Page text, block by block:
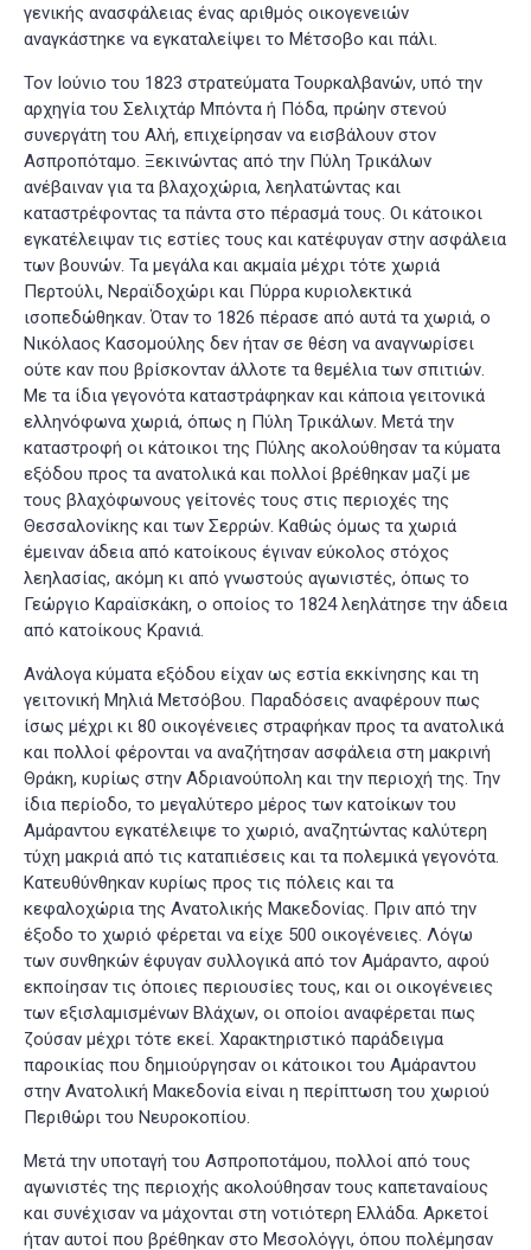
γενικής ανασφάλειας ένας αριθμός οικογενειών
αναγκάστηκε να εγκαταλείψει το Μέτσοβο και πάλι.
Τον Ιούνιο του 1823 στρατεύματα Τουρκαλβανών, υπό την
αρχηγία του Σελιχτάρ Μπόντα ή Πόδα, πρώην στενού
συνεργάτη του Αλή, επιχείρησαν να εισβάλουν στον
Ασπροπόταμο. Ξεκινώντας από την Πύλη Τρικάλων
ανέβαιναν για τα βλαχοχώρια, λεηλατώντας και
καταστρέφοντας τα πάντα στο πέρασμά τους. Οι κάτοικοι
εγκατέλειψαν τις εστίες τους και κατέφυγαν στην ασφάλεια
των βουνών. Τα μεγάλα και ακμαία μέχρι τότε χωριά
Περτούλι, Νεραϊδοχώρι και Πύρρα κυριολεκτικά
ισοπεδώθηκαν. Όταν το 1826 πέρασε από αυτά τα χωριά, ο
Νικόλαος Κασομούλης δεν ήταν σε θέση να αναγνωρίσει
ούτε καν που βρίσκονταν άλλοτε τα θεμέλια των σπιτιών.
Με τα ίδια γεγονότα καταστράφηκαν και κάποια γειτονικά
ελληνόφωνα χωριά, όπως η Πύλη Τρικάλων. Μετά την
καταστροφή οι κάτοικοι της Πύλης ακολούθησαν τα κύματα
εξόδου προς τα ανατολικά και πολλοί βρέθηκαν μαζί με
τους βλαχόφωνους γείτονές τους στις περιοχές της
Θεσσαλονίκης και των Σερρών. Καθώς όμως τα χωριά
έμειναν άδεια από κατοίκους έγιναν εύκολος στόχος
λεηλασίας, ακόμη κι από γνωστούς αγωνιστές, όπως το
Γεώργιο Καραϊσκάκη, ο οποίος το 1824 λεηλάτησε την άδεια
από κατοίκους Κρανιά.
Ανάλογα κύματα εξόδου είχαν ως εστία εκκίνησης και τη
γειτονική Μηλιά Μετσόβου. Παραδόσεις αναφέρουν πως
ίσως μέχρι κι 80 οικογένειες στραφήκαν προς τα ανατολικά
και πολλοί φέρονται να αναζήτησαν ασφάλεια στη μακρινή
Θράκη, κυρίως στην Αδριανούπολη και την περιοχή της. Την
ίδια περίοδο, το μεγαλύτερο μέρος των κατοίκων του
Αμάραντου εγκατέλειψε το χωριό, αναζητώντας καλύτερη
τύχη μακριά από τις καταπιέσεις και τα πολεμικά γεγονότα.
Κατευθύνθηκαν κυρίως προς τις πόλεις και τα
κεφαλοχώρια της Ανατολικής Μακεδονίας. Πριν από την
έξοδο το χωριό φέρεται να είχε 500 οικογένειες. Λόγω
των συνθηκών έφυγαν συλλογικά από τον Αμάραντο, αφού
εκποίησαν τις όποιες περιουσίες τους, και οι οικογένειες
των εξισλαμισμένων Βλάχων, οι οποίοι αναφέρεται πως
ζούσαν μέχρι τότε εκεί. Χαρακτηριστικό παράδειγμα
παροικίας που δημιούργησαν οι κάτοικοι του Αμάραντου
στην Ανατολική Μακεδονία είναι η περίπτωση του χωριού
Περιθώρι του Νευροκοπίου.
Μετά την υποταγή του Ασπροποτάμου, πολλοί από τους
αγωνιστές της περιοχής ακολούθησαν τους καπεταναίους
και συνέχισαν να μάχονται στη νοτιότερη Ελλάδα. Αρκετοί
ήταν αυτοί που βρέθηκαν στο Μεσολόγγι, όπου πολέμησαν